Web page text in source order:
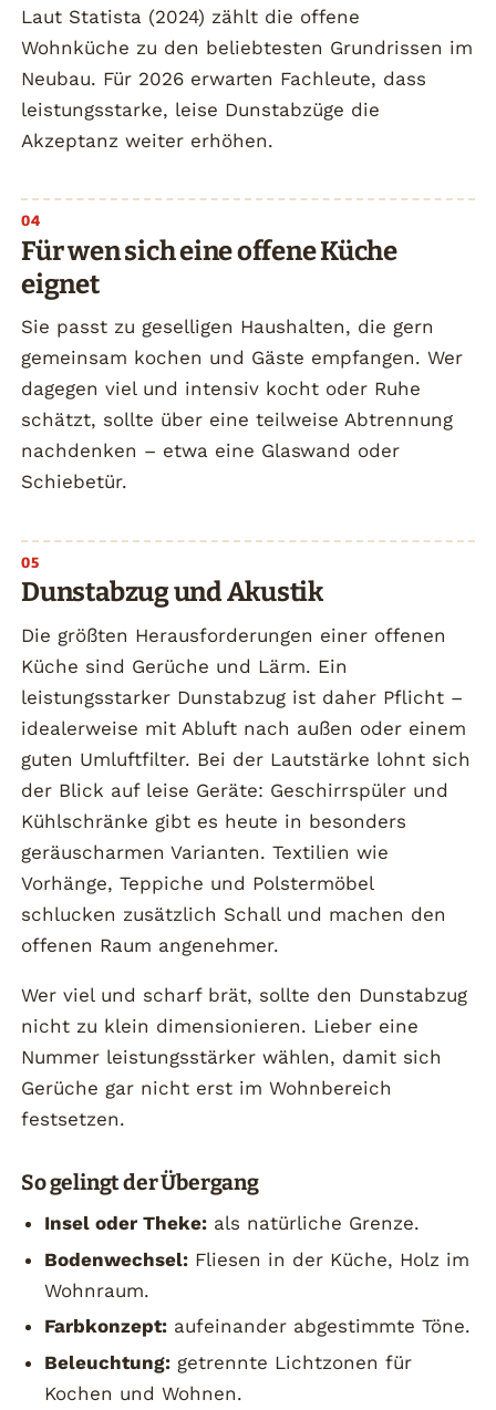
Laut Statista (2024) zählt die offene
Wohnküche zu den beliebtesten Grundrissen im
Neubau. Für 2026 erwarten Fachleute, dass
leistungsstarke, leise Dunstabzüge die
Akzeptanz weiter erhöhen.
Für wen sich eine offene Küche
eignet
Sie passt zu geselligen Haushalten, die gern
gemeinsam kochen und Gäste empfangen. Wer
dagegen viel und intensiv kocht oder Ruhe
schätzt, sollte über eine teilweise Abtrennung
nachdenken – etwa eine Glaswand oder
Schiebetür.
Dunstabzug und Akustik
Die größten Herausforderungen einer offenen
Küche sind Gerüche und Lärm. Ein
leistungsstarker Dunstabzug ist daher Pflicht –
idealerweise mit Abluft nach außen oder einem
guten Umluftfilter. Bei der Lautstärke lohnt sich
der Blick auf leise Geräte: Geschirrspüler und
Kühlschränke gibt es heute in besonders
geräuscharmen Varianten. Textilien wie
Vorhänge, Teppiche und Polstermöbel
schlucken zusätzlich Schall und machen den
offenen Raum angenehmer.
Wer viel und scharf brät, sollte den Dunstabzug
nicht zu klein dimensionieren. Lieber eine
Nummer leistungsstärker wählen, damit sich
Gerüche gar nicht erst im Wohnbereich
festsetzen.
So gelingt der Übergang
Insel oder Theke:als natürliche Grenze.
Bodenwechsel:Fliesen in der Küche, Holz im
Wohnraum.
Farbkonzept:aufeinander abgestimmte Töne.
Beleuchtung:getrennte Lichtzonen für
Kochen und Wohnen.